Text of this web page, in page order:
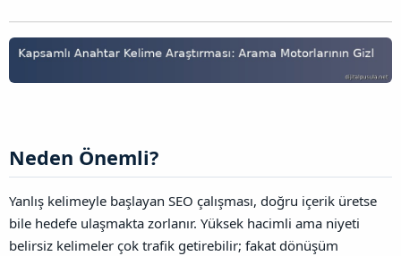
a
l
a
Neden Önemli?​
Yanlış kelimeyle başlayan SEO çalışması, doğru içerik üretse
bile hedefe ulaşmakta zorlanır. Yüksek hacimli ama niyeti
belirsiz kelimeler çok trafik getirebilir; fakat dönüşüm